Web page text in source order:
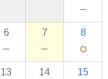
－
6
－
7
－
8
○
13 14 15